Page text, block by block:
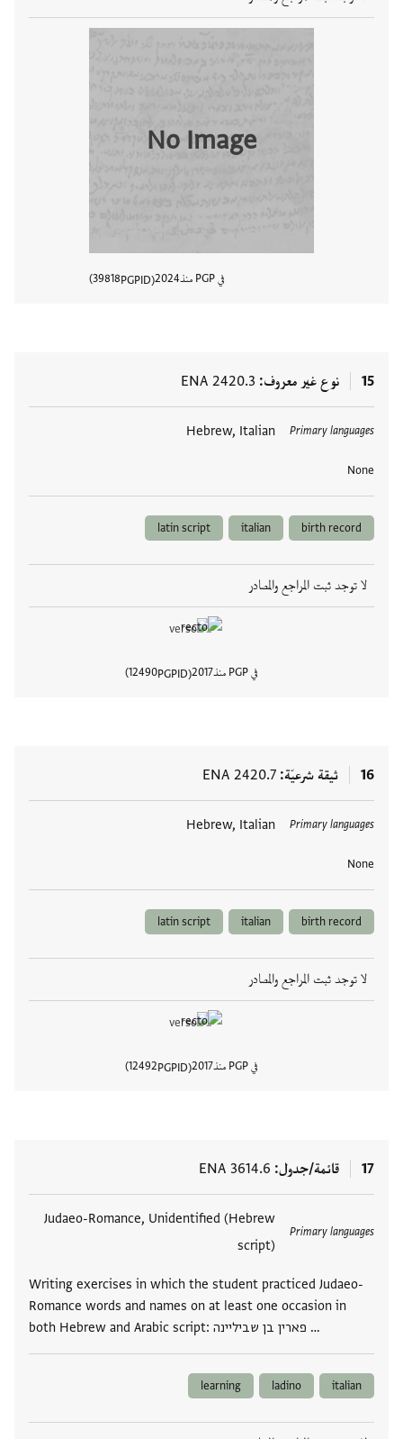
No Image
في PGP منذ 2024
PGPID
39818
15 نوع غير معروف ENA 2420.3
Primary languages
Hebrew, Italian
None
العلامات
birth record
italian
latin script
لا توجد ثبت المراجع والمصادر
في PGP منذ 2017
PGPID
12490
16 ثيقة شرعيّة ENA 2420.7
Primary languages
Hebrew, Italian
None
العلامات
birth record
italian
latin script
لا توجد ثبت المراجع والمصادر
في PGP منذ 2017
PGPID
12492
17 قائمة/جدول ENA 3614.6
Primary languages
Judaeo-Romance, Unidentified (Hebrew
script)
Writing exercises in which the student practiced Judaeo-
Romance words and names on at least one occasion in
both Hebrew and Arabic script: פארין בן שביליינה …
italian
ladino
learning